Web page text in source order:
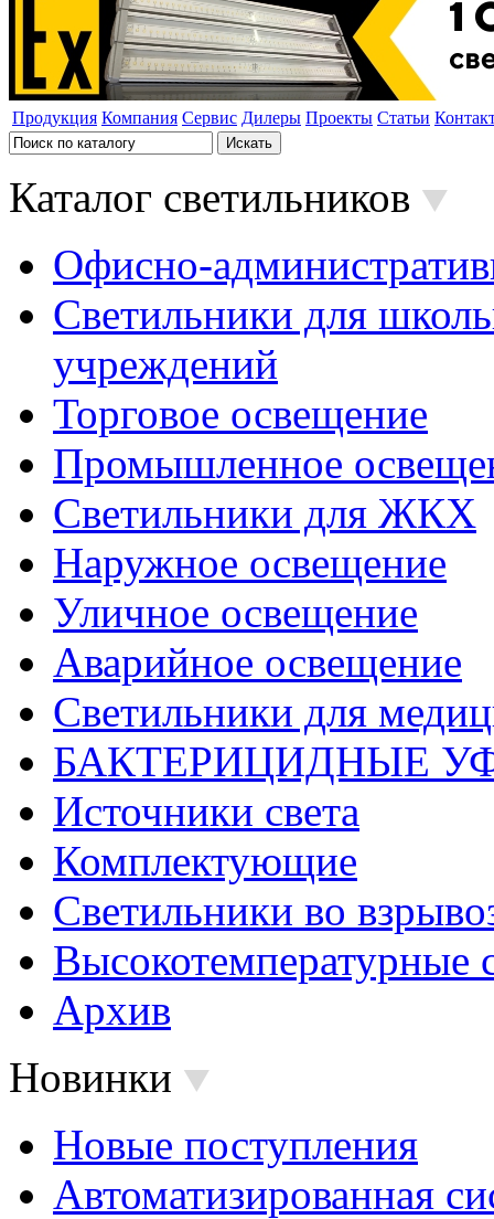
Продукция Компания Сервис Дилеры Проекты Статьи
Каталог светильников
Офисно-
Светильники для
учреждений
Торговое освещение
Промышленное
Светильники для ЖКХ
Наружное освещение
Уличное освещение
Аварийное освещение
Светильники для
БАКТЕРИЦИДНЫЕ
Источники света
Комплектующие
Светильники во
Высокотемпературные
Архив
Новинки
Новые поступления
Автоматизированная